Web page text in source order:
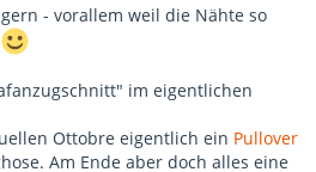
- vorallem weil die Nähte so
im eigentlichen
Ottobre eigentlich ein Pullover
Am Ende aber doch alles eine